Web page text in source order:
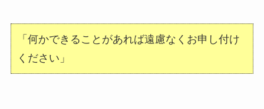
「何かできることがあれば遠慮なくお申し付け
ください」